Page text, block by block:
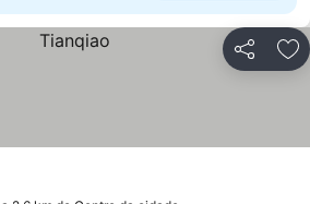
Partilhar